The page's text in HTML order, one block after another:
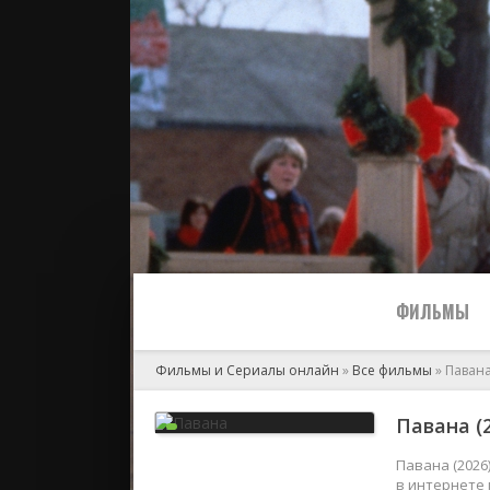
ФИЛЬМЫ
2024
Фильмы и Сериалы онлайн » Все фильмы » Павана
Павана
Павана
в интернете